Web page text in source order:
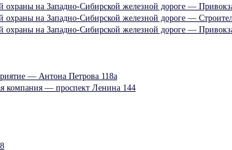
охраны на Западно-Сибирской железной дороге —
охраны на Западно-Сибирской железной дороге —
охраны на Западно-Сибирской железной дороге —
— Антона Петрова 118а
— проспект Ленина 144